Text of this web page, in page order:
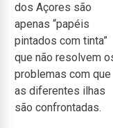
dos Açores são
apenas “papéis
pintados com tinta”
que não resolvem
problemas com que
as diferentes ilhas
são confrontadas.